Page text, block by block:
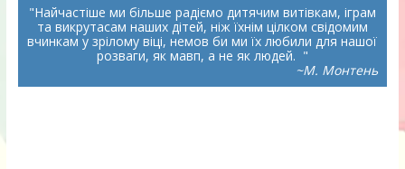
Найчастіше ми більше радіємо дитячим витівкам, іграм
та викрутасам наших дітей, ніж їхнім цілком свідомим
вчинкам у зрілому віці, немов би ми їх любили для нашої
розваги, як мавп, а не як людей.
~М. Монтень